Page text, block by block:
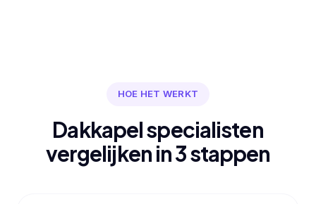
HOE HET WERKT
Dakkapel specialisten
vergelijken in 3 stappen